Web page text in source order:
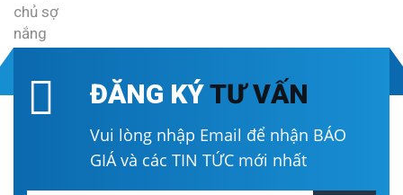
ĐĂNG KÝTƯ VẤN
Vui lòng nhập Email để nhận BÁO
GIÁ và các TIN TỨC mới nhất